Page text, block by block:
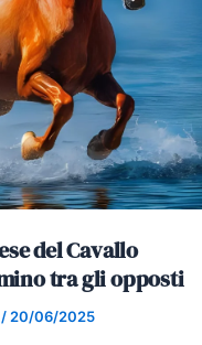
del Cavallo
tra gli opposti
/20/06/2025